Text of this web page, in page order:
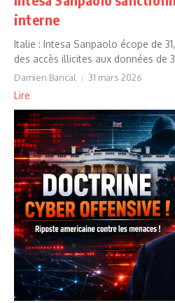
interne
Italie : Intesa Sanpaolo écope de
des accès illicites aux données de
Damien Bancal 31 mars 2026
Lire